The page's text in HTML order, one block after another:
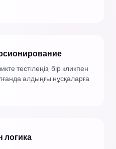
тестілеңіз, бір кликпен
алдыңғы нұсқаларға